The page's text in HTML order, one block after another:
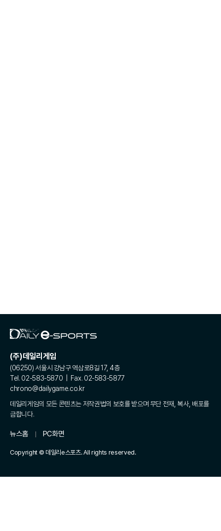
(주)데일리게임
(06250) 서울시 강남구 역삼로8길 17, 4층
Tel. 02-583-5870 | Fax. 02-583-5877
chrono@dailygame.co.kr
데일리게임의 모든 콘텐츠는 저작권법의 보호를 받으며 무단 전재, 복사, 배포를
금합니다.
뉴스홈 PC화면
Copyright © 데일리e스포츠. All rights reserved.